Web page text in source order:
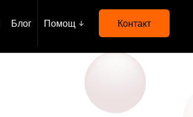
Блог Помощ Контакт